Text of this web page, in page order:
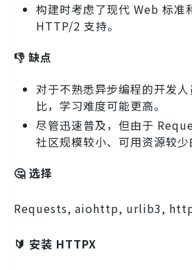
构建时考虑了现代 Web 标准
HTTP/2 支持。
👎 缺点
对于不熟悉异步编程的开发
比，学习难度可能更高。
尽管迅速普及，但由于
社区规模较小、可用资源较少
🤔 选择
Requests, aiohttp, urlib3,
🔰 安装 HTTPX